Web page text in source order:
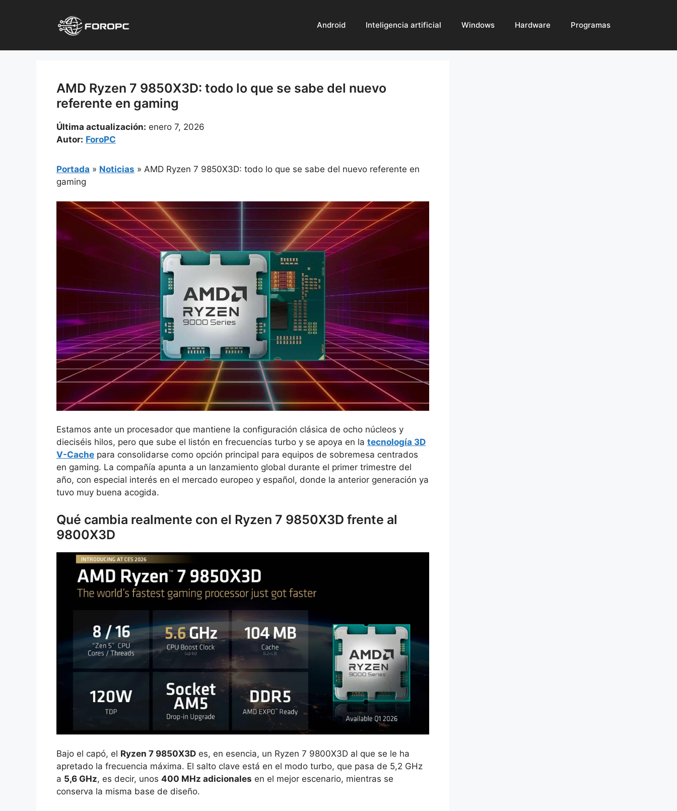
Android Inteligencia artificial Windows Hardware Programas
AMD Ryzen 7 9850X3D: todo lo que se sabe del nuevo
referente en gaming
Última actualización: enero 7, 2026
Autor: ForoPC
Portada » Noticias » AMD Ryzen 7 9850X3D: todo lo que se sabe del nuevo referente en
gaming
Estamos ante un procesador que mantiene la configuración clásica de ocho núcleos y
dieciséis hilos, pero que sube el listón en frecuencias turbo y se apoya en la tecnología 3D
V-Cache para consolidarse como opción principal para equipos de sobremesa centrados
en gaming. La compañía apunta a un lanzamiento global durante el primer trimestre del
año, con especial interés en el mercado europeo y español, donde la anterior generación ya
tuvo muy buena acogida.
Qué cambia realmente con el Ryzen 7 9850X3D frente al
9800X3D
Bajo el capó, el Ryzen 7 9850X3D es, en esencia, un Ryzen 7 9800X3D al que se le ha
apretado la frecuencia máxima. El salto clave está en el modo turbo, que pasa de 5,2 GHz
a 5,6 GHz, es decir, unos 400 MHz adicionales en el mejor escenario, mientras se
conserva la misma base de diseño.